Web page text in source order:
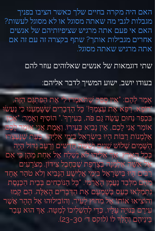
האם היה מקרה בחיים שלך כאשר הציבו בפניך
מגבלות לגבי מה שאתה מסוגל או לא מסוגל לעשות?
האם אי פעם אתה מרגיש שציפיותיהם של אנשים
אחרים מגבילות אותך? שתף בקצרה זה עם זה אם
אתה מרגיש שאתה מסוגל.
שתי דוגמאות של אנשים שאלוהים עוזר להם
בעודו יושב, ישוע המשיך לדבר אליהם:
אָמַר לָהֶם: "אֵין סָפֵק שֶׁתֹּאמְרוּ לִי אֶת הַפִּתְגָּם הַזֶּה,
'רוֹפֵא,רַפֵּא אֶת עַצְמְךָ!' כָּל הַדְּבָרִים שֶׁשָּׁמַעְנוּ כִּי נַעֲשׂוּ
בִּכְפַר נַחוּם עֲשֵׂה גַּם פֹּה, בְּעִירְךָ'." הוֹסִיף וְאָמַר: "אָמֵן
אוֹמֵר אֲנִי לָכֶם, אֵין נָבִיא בְּעִירוֹ. וְאֱמֶת אֲנִי אוֹמֵר לָכֶם:
אַלְמָנוֹת רַבּוֹת הָיוּ בְּיִשְׂרָאֵל בִּימֵי אֵלִיָּהוּ,בְּעֵת שֶׁנֶּעֶצְרוּ
הַשָּׁמַיִם שָׁלוֹשׁ שָׁנִים וְשִׁשָּׁה חֳדָשִׁים וְרָעָב גָדוֹל הָיָה
בְּכָל הָאָרֶץ,אַךְ אֵלִיָּהוּ לֹא נִשְׁלַח אֶל אַחַת מֵהֶן כִּי אִם
אֶל אִשָּׁה אַלְמָנָה בְּצָרְפַת שֶׁבְּחֶבֶל צִידוֹן. מְצֹרָעִים
רַבִּים הָיוּ בְּיִשְׂרָאֵל בִּיְמֵי אֱלִישָׁע הַנָּבִיא וְלֹא טֹהַר אֶחָד
מֵהֶם מִלְּבַד נַעֲמָן הָאֲרַמִּי. "כָּל הַנּוֹכְחִים בְּבֵית הַכְּנֶסֶת
נִתְמַלְּאוּ כַּעַס בְּשָׁמְעָם אֶת הַדְּבָרִים הָאֵלֶּה. הֵם קָמוּ
וְהוֹצִיאוּ אוֹתוֹ אֶל מִחוּץ לָעִיר, וְהוֹבִילוּהוּ אֶל הָהָר אֲשֶׁר
עִירָם בְּנוּיָה עָלָיו, כְּדֵי לְהַשְׁלִיכוֹ לְמַטָּה. אַךְ הוּא עָבַר
בֵּינֵיהֶם וְהָלַךְ לוֹ (לוקס ד׳ 23-30).